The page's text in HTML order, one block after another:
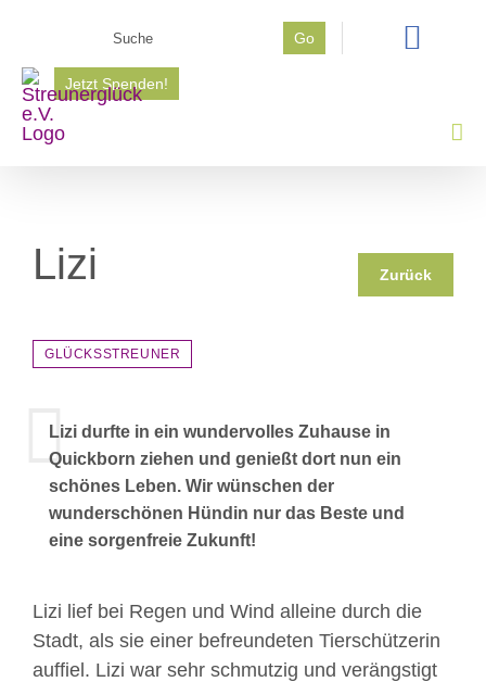
springen
Go
Jetzt Spenden!
Lizi Zurück
GLÜCKSSTREUNER
Lizi durfte in ein wundervolles Zuhause in
Quickborn ziehen und genießt dort nun ein
schönes Leben. Wir wünschen der
wunderschönen Hündin nur das Beste und
eine sorgenfreie Zukunft!
Lizi lief bei Regen und Wind alleine durch die
Stadt, als sie einer befreundeten Tierschützerin
auffiel. Lizi war sehr schmutzig und verängstigt